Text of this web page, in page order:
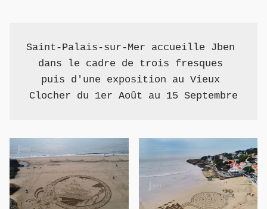
Saint-Palais-sur-Mer accueille Jben
dans le cadre de trois fresques
puis d'une exposition au Vieux
Clocher du 1er Août au 15 Septembre